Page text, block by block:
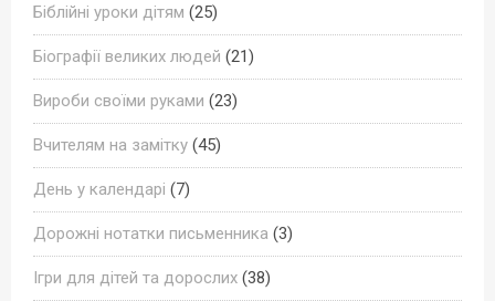
Біблійні уроки дітям (25)
Біографії великих людей (21)
Вироби своїми руками (23)
Вчителям на замітку (45)
День у календарі (7)
Дорожні нотатки письменника (3)
Ігри для дітей та дорослих (38)